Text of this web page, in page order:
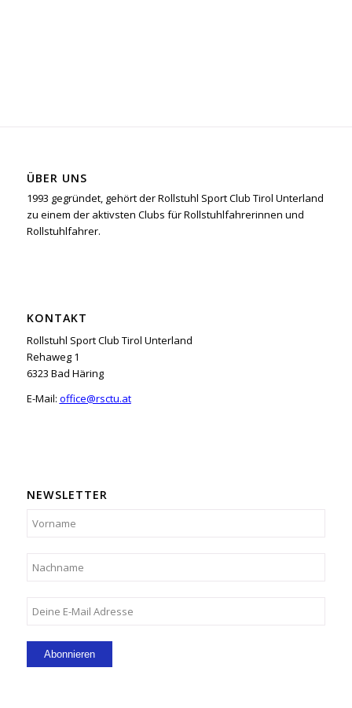
ÜBER UNS
1993 gegründet, gehört der Rollstuhl Sport Club Tirol Unterland
zu einem der aktivsten Clubs für Rollstuhlfahrerinnen und
Rollstuhlfahrer.
KONTAKT
Rollstuhl Sport Club Tirol Unterland
Rehaweg 1
6323 Bad Häring
E-Mail: office@rsctu.at
NEWSLETTER